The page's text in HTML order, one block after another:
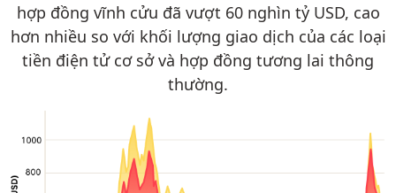
hợp đồng vĩnh cửu đã vượt 60 nghìn tỷ USD, cao
hơn nhiều so với khối lượng giao dịch của các loại
tiền điện tử cơ sở và hợp đồng tương lai thông
thường.